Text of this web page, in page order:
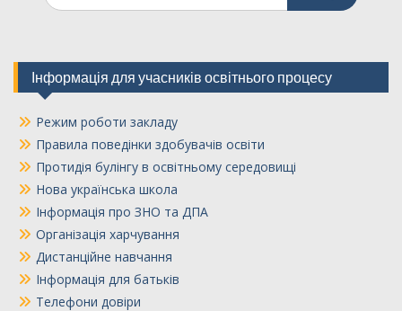
Інформація для учасників освітнього процесу
Режим роботи закладу
Правила поведінки здобувачів освіти
Протидія булінгу в освітньому середовищі
Нова українська школа
Інформація про ЗНО та ДПА
Організація харчування
Дистанційне навчання
Інформація для батьків
Телефони довіри